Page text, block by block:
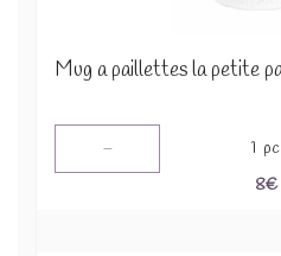
- 1 pc
8€